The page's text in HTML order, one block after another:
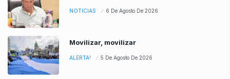
NOTICIAS 6 De Agosto De 2026
Movilizar, movilizar
ALERTA! 5 De Agosto De 2026